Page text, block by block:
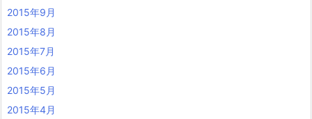
2015年9月
2015年8月
2015年7月
2015年6月
2015年5月
2015年4月